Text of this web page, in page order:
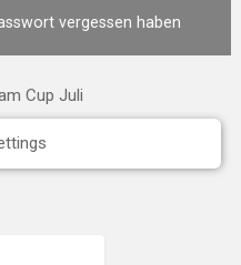
vergessen haben
Cup Juli